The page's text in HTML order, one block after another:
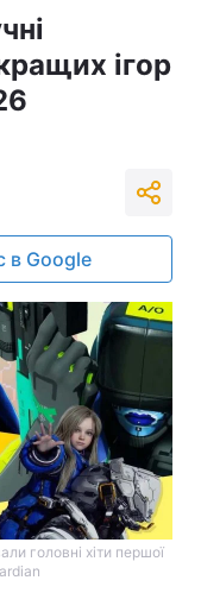
ігор
в Google
головні хіти першої